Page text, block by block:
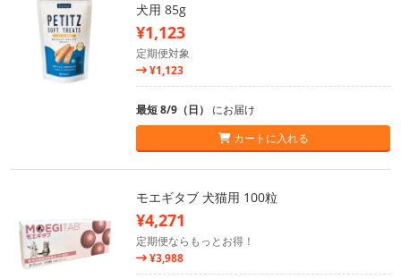
犬用 85g
¥1,123
定期便対象
¥1,123
最短 8/9（日） にお届け
カートに入れる
モエギタブ 犬猫用 100粒
¥4,271
定期便ならもっとお得！
¥3,988